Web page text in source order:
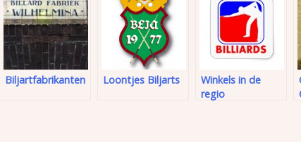
Biljartfabrikanten Loontjes Biljarts
Winkels in de
regio